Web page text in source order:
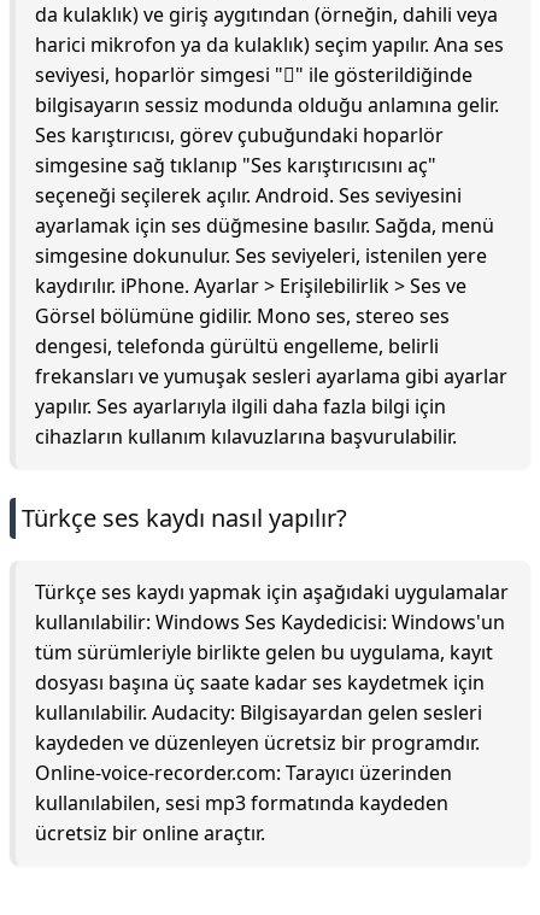
da kulaklık) ve giriş aygıtından (örneğin, dahili veya
harici mikrofon ya da kulaklık) seçim yapılır. Ana ses
seviyesi, hoparlör simgesi "" ile gösterildiğinde
bilgisayarın sessiz modunda olduğu anlamına gelir.
Ses karıştırıcısı, görev çubuğundaki hoparlör
simgesine sağ tıklanıp "Ses karıştırıcısını aç"
seçeneği seçilerek açılır. Android. Ses seviyesini
ayarlamak için ses düğmesine basılır. Sağda, menü
simgesine dokunulur. Ses seviyeleri, istenilen yere
kaydırılır. iPhone. Ayarlar > Erişilebilirlik > Ses ve
Görsel bölümüne gidilir. Mono ses, stereo ses
dengesi, telefonda gürültü engelleme, belirli
frekansları ve yumuşak sesleri ayarlama gibi ayarlar
yapılır. Ses ayarlarıyla ilgili daha fazla bilgi için
cihazların kullanım kılavuzlarına başvurulabilir.
Türkçe ses kaydı nasıl yapılır?
Türkçe ses kaydı yapmak için aşağıdaki uygulamalar
kullanılabilir: Windows Ses Kaydedicisi: Windows'un
tüm sürümleriyle birlikte gelen bu uygulama, kayıt
dosyası başına üç saate kadar ses kaydetmek için
kullanılabilir. Audacity: Bilgisayardan gelen sesleri
kaydeden ve düzenleyen ücretsiz bir programdır.
Online-voice-recorder.com: Tarayıcı üzerinden
kullanılabilen, sesi mp3 formatında kaydeden
ücretsiz bir online araçtır.